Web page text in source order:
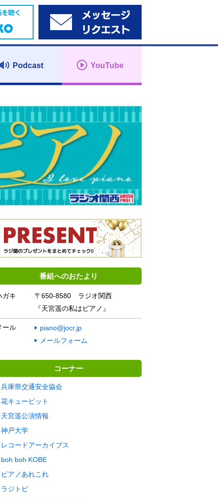
Podcast YouTube
番組へのおたより
ガキ
〒650-8580 ラジオ関西
『天宮遥の私はピアノ』
ール
piano@jocr.jp
メールフォーム
コーナー
兵庫県交通安全協会
花キューピット
天宮遥公演情報
神戸大学
レコードアーカイブス
boh boh KOBE
ピアノあれこれ
ラジトピ